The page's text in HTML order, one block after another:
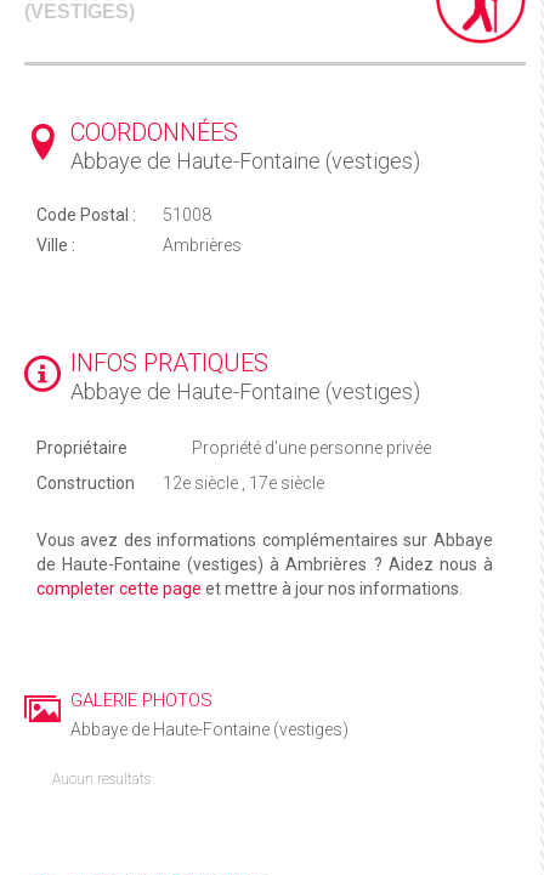
(VESTIGES)
COORDONNÉES
Abbaye de Haute-Fontaine (vestiges)
Code Postal :
51008
Ville :
Ambrières
INFOS PRATIQUES
Abbaye de Haute-Fontaine (vestiges)
Propriétaire
Propriété d'une personne privée
Construction
12e siècle , 17e siècle
Vous avez des informations complémentaires sur Abbaye
de Haute-Fontaine (vestiges) à Ambrières ? Aidez nous à
completer cette page et mettre à jour nos informations.
GALERIE PHOTOS
Abbaye de Haute-Fontaine (vestiges)
Aucun resultats